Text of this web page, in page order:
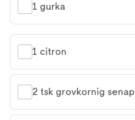
1 gurka
1 citron
2 tsk grovkornig senap